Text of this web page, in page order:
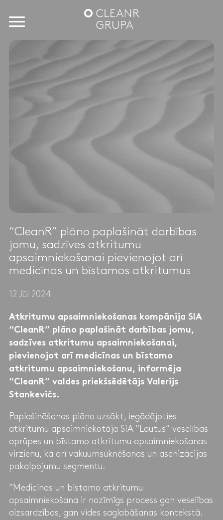
“CleanR” plāno paplašināt darbības
jomu, sadzīves atkritumu
apsaimniekošanai pievienojot arī
medicīnas un bīstamos atkritumus
12 Jūl 2024
Atkritumu apsaimniekošanas kompānija SIA
“CleanR” plāno paplašināt darbības jomu,
sadzīves atkritumu apsaimniekošanai,
pievienojot arī medicīnas un bīstamo
atkritumu apsaimniekošanu, informēja
“CleanR” valdes priekšsēdētājs Valerijs
Stankevičs.
Paplašināšanos plāno uzsākt, iegādājoties
atkritumu apsaimniekotāja SIA “Lautus” veselības
aprūpes un bīstamo atkritumu apsaimniekošanas
virzienu, kā arī vakuumsūknēšanas un asenizācijas
pakalpojumu segmentu.
“Medicīnas un bīstamo atkritumu
apsaimniekošana ir nozīmīgs process gan veselības
aizsardzības, gan vides saglabāšanas kontekstā.